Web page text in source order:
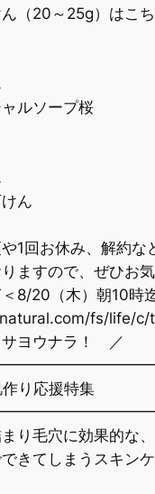
（20～25g）はこち
ルソープ桜
ん
1回お休み、解約な
ますので、ぜひお気
8/20（木）朝10時
fs/life/c/
ヨウナラ！ ／
り応援特集
り毛穴に効果的な、
きてしまうスキン